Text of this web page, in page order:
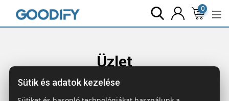
0
Üzlet
Főoldal Termékek Gyerekek & játékok
Szájharmonika
Sütik és adatok kezelése